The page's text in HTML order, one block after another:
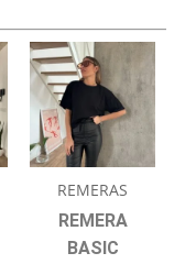
REMERAS
REMERA
BASIC